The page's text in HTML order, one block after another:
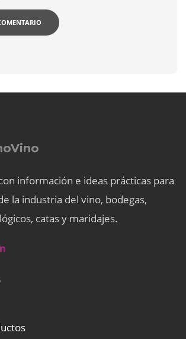
información e ideas prácticas para
la industria del vino, bodegas,
catas y maridajes.